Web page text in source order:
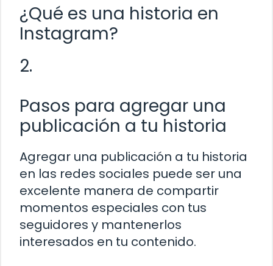
¿Qué es una historia en
Instagram?
2.
Pasos para agregar una
publicación a tu historia
Agregar una publicación a tu historia
en las redes sociales puede ser una
excelente manera de compartir
momentos especiales con tus
seguidores y mantenerlos
interesados en tu contenido.